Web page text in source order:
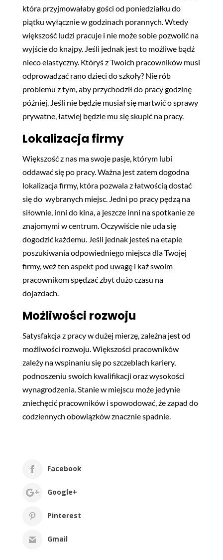
która przyjmowałaby gości od poniedziałku do
piątku wyłącznie w godzinach porannych. Wtedy
większość ludzi pracuje i nie może sobie pozwolić na
wyjście do knajpy. Jeśli jednak jest to możliwe bądź
nieco elastyczny. Któryś z Twoich pracowników musi
odprowadzać rano dzieci do szkoły? Nie rób
problemu z tym, aby przychodził do pracy godzinę
później. Jeśli nie będzie musiał się martwić o sprawy
prywatne, łatwiej będzie mu się skupić na pracy.
Lokalizacja firmy
Większość z nas ma swoje pasje, którym lubi
oddawać się po pracy. Ważna jest zatem dogodna
lokalizacja firmy, która pozwala z łatwością dostać
się do wybranych miejsc. Jedni po pracy pędzą na
siłownie, inni do kina, a jeszcze inni na spotkanie ze
znajomymi w centrum. Oczywiście nie uda się
dogodzić każdemu. Jeśli jednak jesteś na etapie
poszukiwania odpowiedniego miejsca dla Twojej
firmy, weź ten aspekt pod uwagę i każ swoim
pracownikom spędzać zbyt dużo czasu na
dojazdach.
Możliwości rozwoju
Satysfakcja z pracy w dużej mierzę, zależna jest od
możliwości rozwoju. Większości pracowników
zależy na wspinaniu się po szczeblach kariery,
podnoszeniu swoich kwalifikacji oraz wysokości
wynagrodzenia. Stanie w miejscu może jedynie
zniechęcić pracowników i spowodować, że zapad do
codziennych obowiązków znacznie spadnie.
Facebook
Google+
Pinterest
Gmail